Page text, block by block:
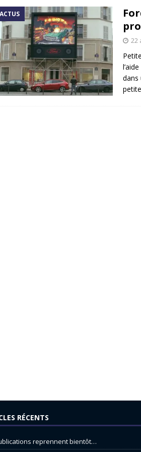
ACTUS
22
dans
petite
RÉCENTS
reprennent bientôt…